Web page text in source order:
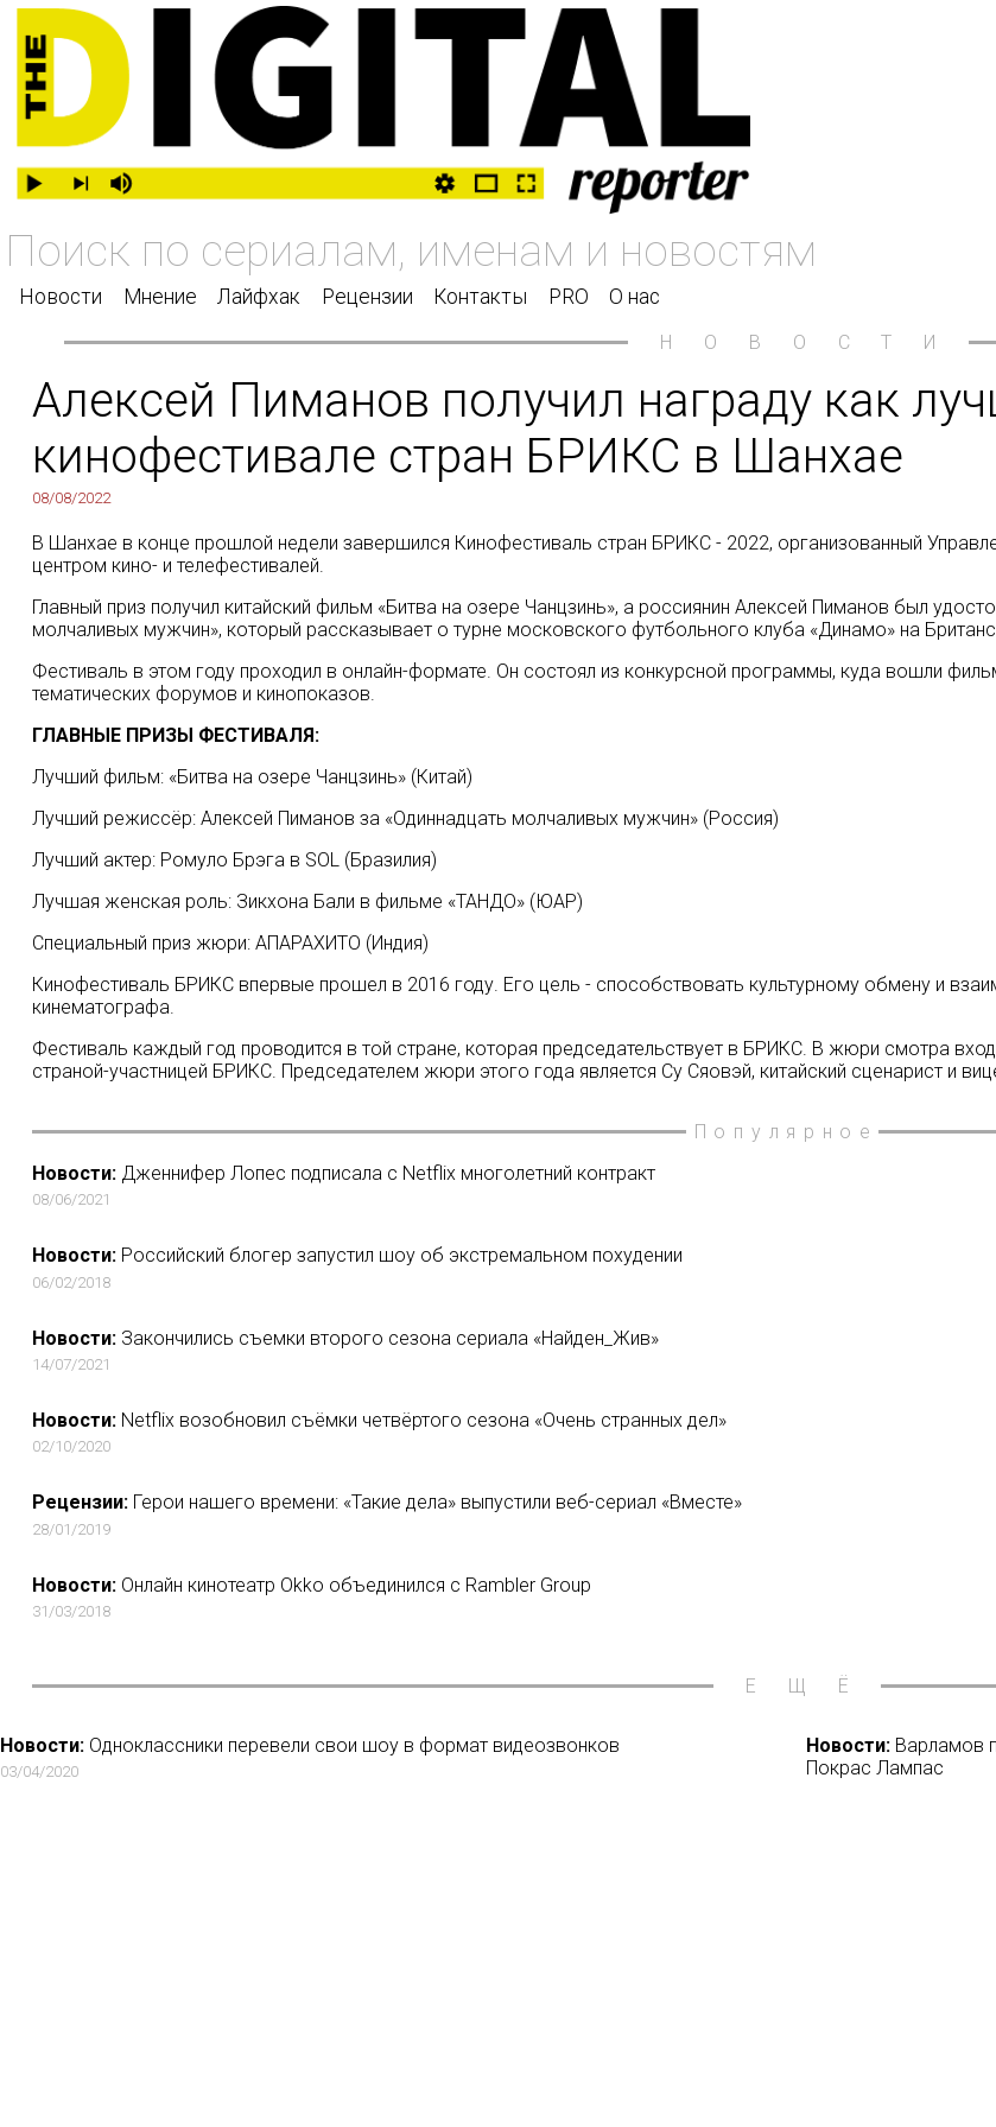
Новости Мнение Лайфхак Рецензии Контакты PRO О нас
НОВОСТИ
Алексей Пиманов получил награду как
кинофестивале стран БРИКС в Шанхае
08/08/2022
В Шанхае в конце прошлой недели завершился Кинофестиваль стран БРИКС - 2022, организованный
центром кино- и телефестивалей.
Главный приз получил китайский фильм «Битва на озере Чанцзинь», а россиянин Алексей Пиманов был
молчаливых мужчин», который рассказывает о турне московского футбольного клуба «Динамо» на
Фестиваль в этом году проходил в онлайн-формате. Он состоял из конкурсной программы, куда вошли
тематических форумов и кинопоказов.
ГЛАВНЫЕ ПРИЗЫ ФЕСТИВАЛЯ:
Лучший фильм: «Битва на озере Чанцзинь» (Китай)
Лучший режиссёр: Алексей Пиманов за «Одиннадцать молчаливых мужчин» (Россия)
Лучший актер: Ромуло Брэга в SOL (Бразилия)
Лучшая женская роль: Зикхона Бали в фильме «ТАНДО» (ЮАР)
Специальный приз жюри: АПАРАХИТО (Индия)
Кинофестиваль БРИКС впервые прошел в 2016 году. Его цель - способствовать культурному обмену и
кинематографа.
Фестиваль каждый год проводится в той стране, которая председательствует в БРИКС. В жюри смотра
страной-участницей БРИКС. Председателем жюри этого года является Су Сяовэй, китайский сценарист и
Популярное
Новости:Дженнифер Лопес подписала с Netflix многолетний контракт
08/06/2021
Новости:Российский блогер запустил шоу об экстремальном похудении
06/02/2018
Новости:Закончились съемки второго сезона сериала «Найден_Жив»
14/07/2021
Новости:Netflix возобновил съёмки четвёртого сезона «Очень странных дел»
02/10/2020
Рецензии:Герои нашего времени: «Такие дела» выпустили веб-сериал «Вместе»
28/01/2019
Новости:Онлайн кинотеатр Okko объединился с Rambler Group
31/03/2018
ЕЩЁ
Новости: Одноклассники перевели свои шоу в формат видеозвонков
03/04/2020
Новости:Варламов
Покрас Лампас